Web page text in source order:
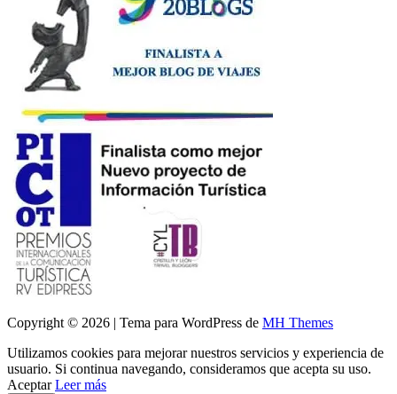
Copyright © 2026 | Tema para WordPress de MH Themes
Utilizamos cookies para mejorar nuestros servicios y experiencia de
usuario. Si continua navegando, consideramos que acepta su uso.
Aceptar Leer más